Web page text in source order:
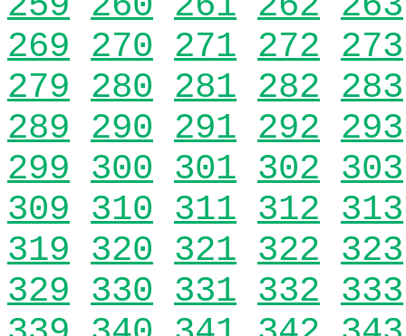
269 270 271 272 273
279 280 281 282 283
289 290 291 292 293
299 300 301 302 303
309 310 311 312 313
319 320 321 322 323
329 330 331 332 333